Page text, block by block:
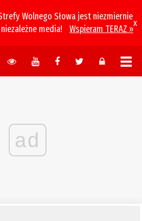
Wolnego Słowa jest niezmiernie
media!
Wspieram TERAZ »
x
ad